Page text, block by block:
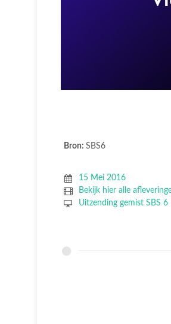
Bron: SBS6
15 Mei 2016
Bekijk hier alle
Uitzending gemist SBS 6